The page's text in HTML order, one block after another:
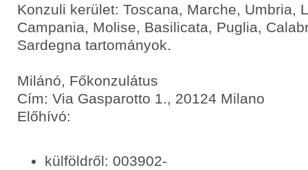
Konzuli kerület: Toscana, Marche, Umbria,
Campania, Molise, Basilicata, Puglia,
Sardegna tartományok.
Milánó, Főkonzulátus
Cím: Via Gasparotto 1., 20124 Milano
Előhívó:
külföldről: 003902-